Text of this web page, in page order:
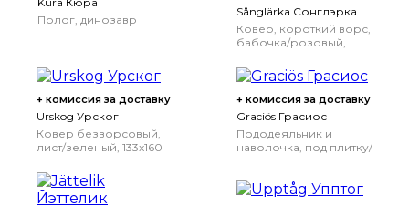
Полог, динозавр
Sånglärka Сонглэрка
Ковер, короткий ворс,
бабочка/розовый,
+ комиссия за доставку
Urskog Урског
Ковер безворсовый,
лист/зеленый, 133x160
+ комиссия за доставку
Graciös Грасиос
Пододеяльник и
наволочка, под плитку/